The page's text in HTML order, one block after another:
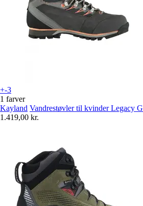
+-3
1 farver
Kayland Vandrestøvler til kvinder Legacy
1.419,00 kr.